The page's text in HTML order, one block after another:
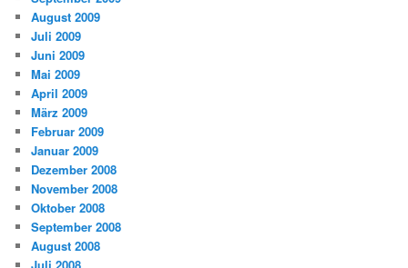
August 2009
Juli 2009
Juni 2009
Mai 2009
April 2009
März 2009
Februar 2009
Januar 2009
Dezember 2008
November 2008
Oktober 2008
September 2008
August 2008